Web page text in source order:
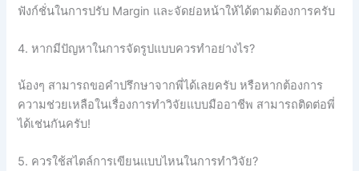
ฟังก์ชั่นในการปรับ Margin และจัดย่อหน้าให้ได้ตามต้องการครับ
4. หากมีปัญหาในการจัดรูปแบบควรทำอย่างไร?
น้องๆ สามารถขอคำปรึกษาจากพี่ได้เลยครับ หรือหากต้องการ
ความช่วยเหลือในเรื่องการทำวิจัยแบบมืออาชีพ สามารถติดต่อพี่
ได้เช่นกันครับ!
5. ควรใช้สไตล์การเขียนแบบไหนในการทำวิจัย?